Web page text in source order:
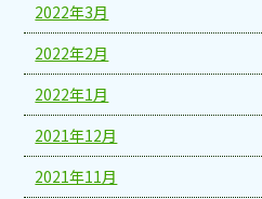
2022年3月
2022年2月
2022年1月
2021年12月
2021年11月